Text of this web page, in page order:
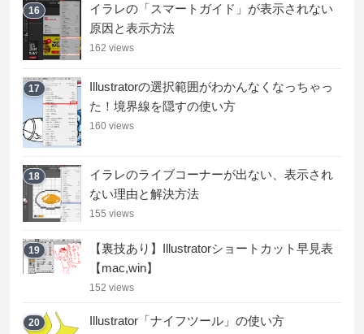
16
イラレの「スマートガイド」が表示されない
原因と表示方法
162 views
17
Illustratorの選択範囲がわかんなくなっちゃっ
た！境界線を隠すの使い方
160 views
18
イラレのライブコーナーが出ない、表示され
ない理由と解決方法
155 views
19
【裏技あり】Illustratorショートカット早見表
【mac,win】
152 views
20 Illustrator「ナイフツール」の使い方